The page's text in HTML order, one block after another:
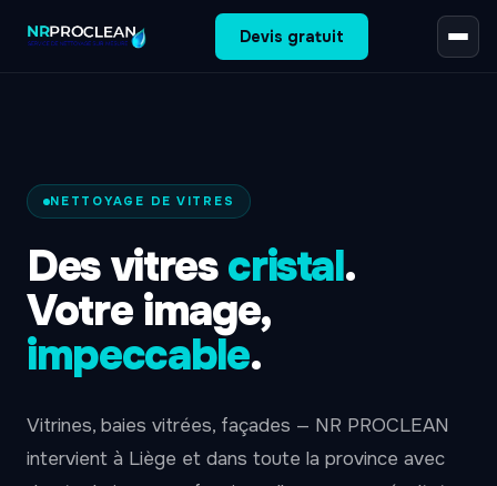
Devis gratuit
NETTOYAGE DE VITRES
Des vitrescristal.
Votre image,
impeccable.
Vitrines, baies vitrées, façades — NR PROCLEAN
intervient à Liège et dans toute la province avec